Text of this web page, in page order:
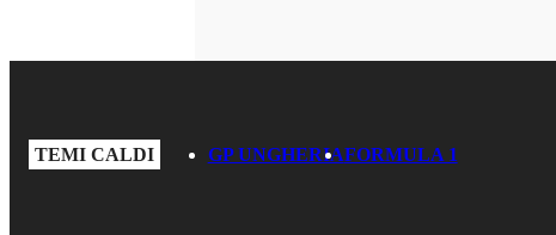
TEMI CALDI GP UNGHERIAFORMULA 1